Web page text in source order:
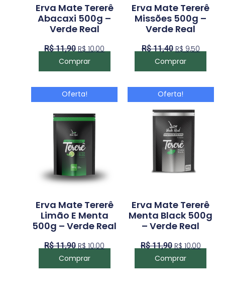
Erva Mate Tererê
Abacaxi 500g –
Verde Real
R$11,90 R$10,00
Comprar
Erva Mate Tererê
Missões 500g –
Verde Real
R$11,40 R$9,50
Comprar
Oferta!
Erva Mate Tererê
Limão E Menta
500g – Verde Real
R$11,90 R$10,00
Comprar
Oferta!
Erva Mate Tererê
Menta Black 500g
– Verde Real
R$11,90 R$10,00
Comprar